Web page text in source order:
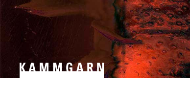
Zum
springen